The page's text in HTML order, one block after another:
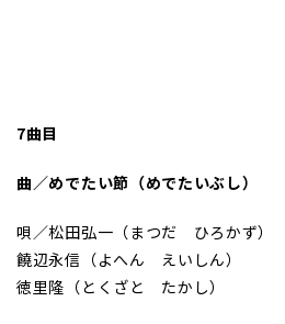
7曲目
曲／めでたい節（めでたいぶし）
唄／松田弘一（まつだ ひろかず）
饒辺永信（よへん えいしん）
徳里隆（とくざと たかし）